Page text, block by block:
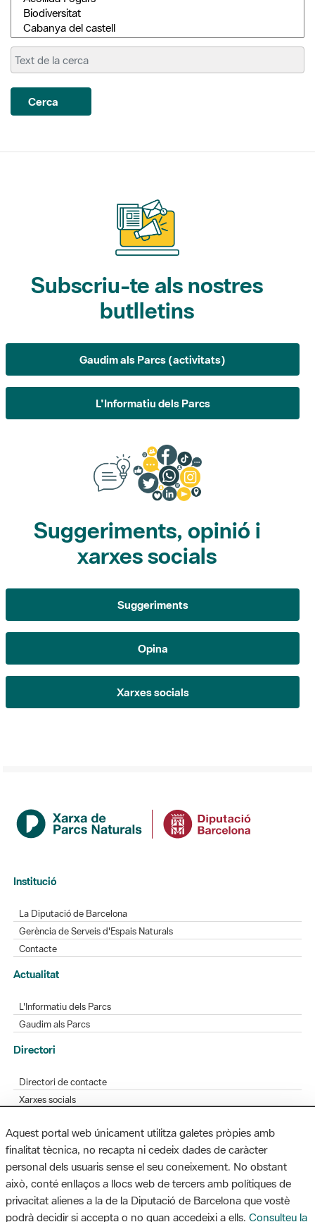
Cerca
Subscriu-te als nostres
butlletins
Gaudim als Parcs (activitats)
L'Informatiu dels Parcs
Suggeriments, opinió i
xarxes socials
Suggeriments
Opina
Xarxes socials
Institució
Gerència de Serveis d'Espais Naturals
Actualitat
L'Informatiu dels Parcs
Gaudim als Parcs
Directori de contacte
Xarxes socials
Bústia de suggeriments
Opineu sobre els parcs
MAPA WEB AVÍS LEGAL ACCESSIBILITAT
Diputació de Barcelona. Edifici Llacuna, 1a planta. Badajoz, 49. 08005
Barcelona. Tel. 934 022 428 / xarxaparcs@diba.cat
Aquest portal web únicament utilitza galetes pròpies amb
finalitat tècnica, no recapta ni cedeix dades de caràcter
personal dels usuaris sense el seu coneixement. No obstant
això, conté enllaços a llocs web de tercers amb polítiques de
privacitat alienes a la de la Diputació de Barcelona que vostè
podrà decidir si accepta o no quan accedeixi a ells. Consulteu la